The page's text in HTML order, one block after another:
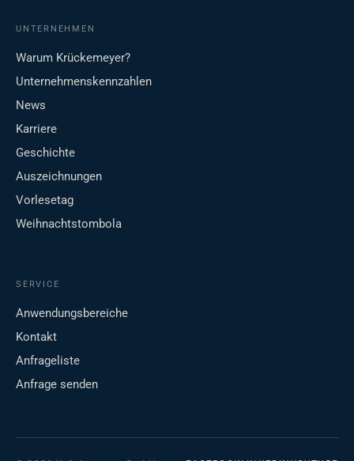
UNTERNEHMEN
Warum Krückemeyer?
Unternehmenskennzahlen
News
Karriere
Geschichte
Auszeichnungen
Vorlesetag
Weihnachtstombola
SERVICE
Anwendungsbereiche
Kontakt
Anfrageliste
Anfrage senden